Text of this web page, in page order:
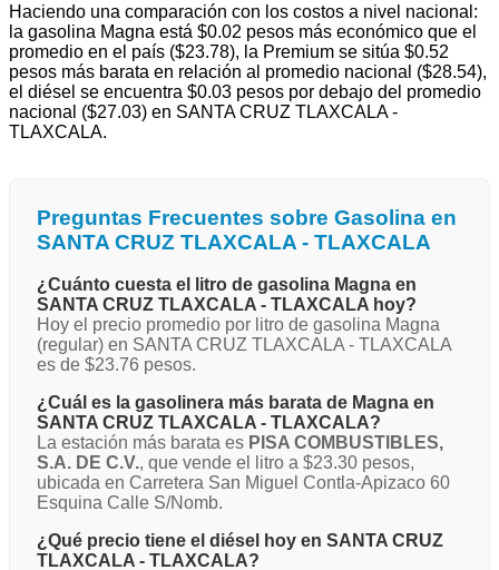
Haciendo una comparación con los costos a nivel nacional:
la gasolina Magna está $0.02 pesos más económico que el
promedio en el país ($23.78), la Premium se sitúa $0.52
pesos más barata en relación al promedio nacional ($28.54),
el diésel se encuentra $0.03 pesos por debajo del promedio
nacional ($27.03) en SANTA CRUZ TLAXCALA -
TLAXCALA.
Preguntas Frecuentes sobre Gasolina en
SANTA CRUZ TLAXCALA - TLAXCALA
¿Cuánto cuesta el litro de gasolina Magna en
SANTA CRUZ TLAXCALA - TLAXCALA hoy?
Hoy el precio promedio por litro de gasolina Magna
(regular) en SANTA CRUZ TLAXCALA - TLAXCALA
es de $23.76 pesos.
¿Cuál es la gasolinera más barata de Magna en
SANTA CRUZ TLAXCALA - TLAXCALA?
La estación más barata es PISA COMBUSTIBLES,
S.A. DE C.V., que vende el litro a $23.30 pesos,
ubicada en Carretera San Miguel Contla-Apizaco 60
Esquina Calle S/Nomb.
¿Qué precio tiene el diésel hoy en SANTA CRUZ
TLAXCALA - TLAXCALA?